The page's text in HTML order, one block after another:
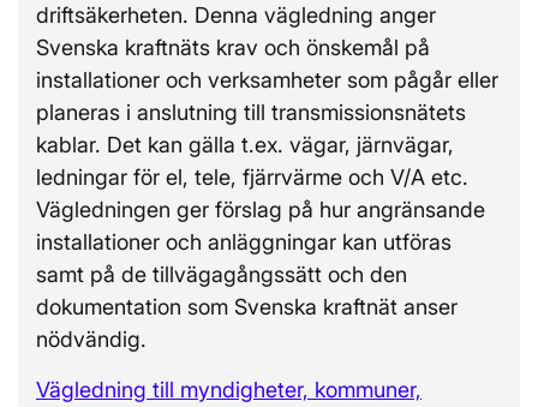
driftsäkerheten. Denna vägledning anger
Svenska kraftnäts krav och önskemål på
installationer och verksamheter som pågår eller
planeras i anslutning till transmissionsnätets
kablar. Det kan gälla t.ex. vägar, järnvägar,
ledningar för el, tele, fjärrvärme och V/A etc.
Vägledningen ger förslag på hur angränsande
installationer och anläggningar kan utföras
samt på de tillvägagångssätt och den
dokumentation som Svenska kraftnät anser
nödvändig.
Vägledning till myndigheter, kommuner,